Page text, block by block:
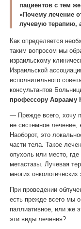
пациентов с тем
«Почему лечение
лучевую терапию,
Как определяется
таким вопросом мы
израильскому
Израильской
исполнительного
консультантов
профессору Аврааму
— Прежде всего, хочу
не системное лечение,
Наоборот, это
части тела. Такое
опухоль или место,
метастазы. Лучевая
многих
При проведении
есть прежде всего мы
паллиативное, или же
эти виды лечения?